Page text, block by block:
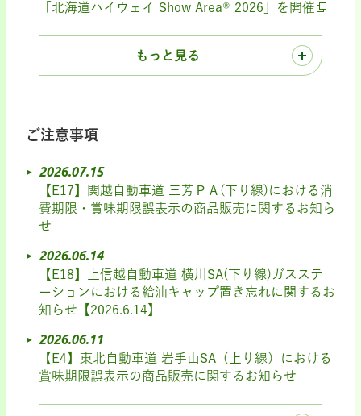
「北海道ハイウェイ Show Area® 2026」を開催
もっと見る
ご注意事項
2026.07.15
【E17】関越自動車道 三芳ＰＡ(下り線)における消
費期限・賞味期限誤表示の商品販売に関するお知ら
せ
2026.06.14
【E18】上信越自動車道 横川SA(下り線)ガスステ
ーションにおける給油キャップ置き忘れに関するお
知らせ【2026.6.14】
2026.06.11
【E4】東北自動車道 岩手山SA（上り線）における
賞味期限誤表示の商品販売に関するお知らせ